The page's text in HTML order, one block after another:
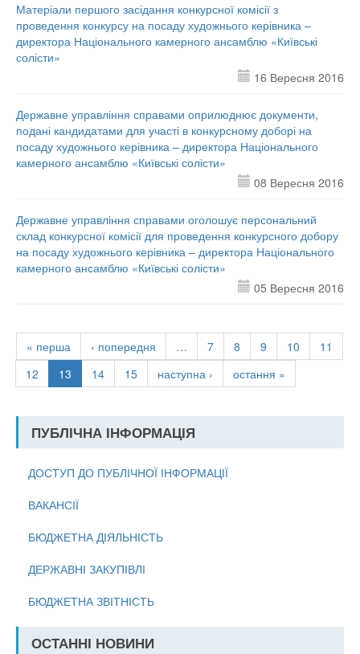
Матеріали першого засідання конкурсної комісії з
проведення конкурсу на посаду художнього керівника –
директора Національного камерного ансамблю «Київські
солісти»
16 Вересня 2016
Державне управління справами оприлюднює документи,
подані кандидатами для участі в конкурсному доборі на
посаду художнього керівника – директора Національного
камерного ансамблю «Київські солісти»
08 Вересня 2016
Державне управління справами оголошує персональний
склад конкурсної комісії для проведення конкурсного добору
на посаду художнього керівника – директора Національного
камерного ансамблю «Київські солісти»
05 Вересня 2016
« перша ‹ попередня … 7 8 9 10
11
12
13 14 15 наступна › остання »
ПУБЛІЧНА ІНФОРМАЦІЯ
ДОСТУП ДО ПУБЛІЧНОЇ ІНФОРМАЦІЇ
ВАКАНСІЇ
БЮДЖЕТНА ДІЯЛЬНІСТЬ
ДЕРЖАВНІ ЗАКУПІВЛІ
БЮДЖЕТНА ЗВІТНІСТЬ
ОСТАННІ НОВИНИ